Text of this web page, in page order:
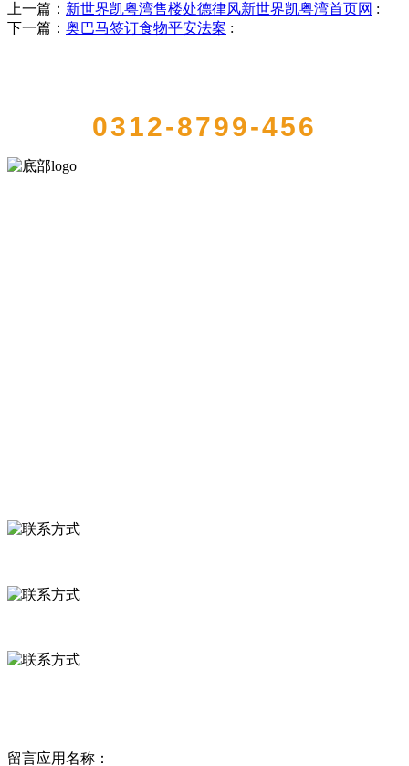
上一篇： 新世界凯粤湾售楼处德律风新世界凯粤湾首页网 :
下一篇： 奥巴马签订食物平安法案 :
0312-8799-456
留言应用名称：